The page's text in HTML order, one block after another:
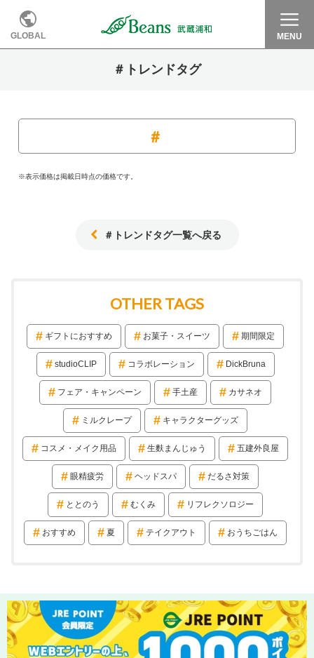
GLOBAL MENU
＃トレンドタグ
※表示価格は掲載日時点の価格です。
＃トレンドタグ一覧へ戻る
OTHER TAGS
ギフトにおすすめ お菓子・スイーツ 期間限定
studioCLIP コラボレーション DickBruna
フェア・キャンペーン 手土産 カサネオ
ミルクレープ キャラクターグッズ
コスメ・メイク用品 生麩まんじゅう 五建外良屋
眼精疲労 ヘッドスパ だるさ対策
ととのう むくみ リフレクソロジー
おすすめ 夏 テイクアウト おうちごはん